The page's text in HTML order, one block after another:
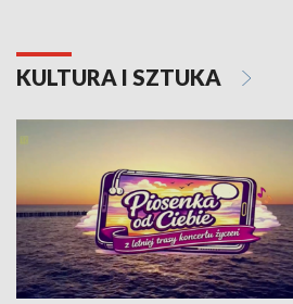
KULTURA I SZTUKA